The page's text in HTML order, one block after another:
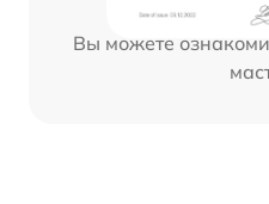
Вы можете